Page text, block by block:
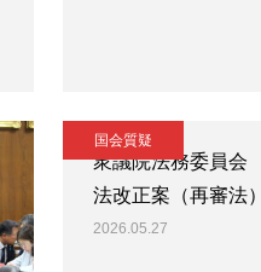
国会質疑
衆議院法務委員
法改正案（再審法
2026.05.27